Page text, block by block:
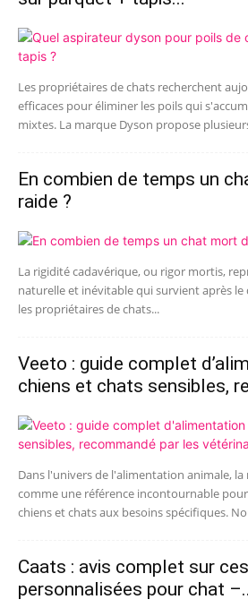
Les propriétaires de chats recherchent
efficaces pour éliminer les poils qui
mixtes. La marque Dyson propose
En combien de temps un
raide ?
La rigidité cadavérique, ou rigor mortis,
naturelle et inévitable qui survient après le
les propriétaires de chats...
Veeto : guide complet
chiens et chats sensibles,
Dans l'univers de l'alimentation animale,
comme une référence incontournable
chiens et chats aux besoins spécifiques.
Caats : avis complet sur
personnalisées pour chat